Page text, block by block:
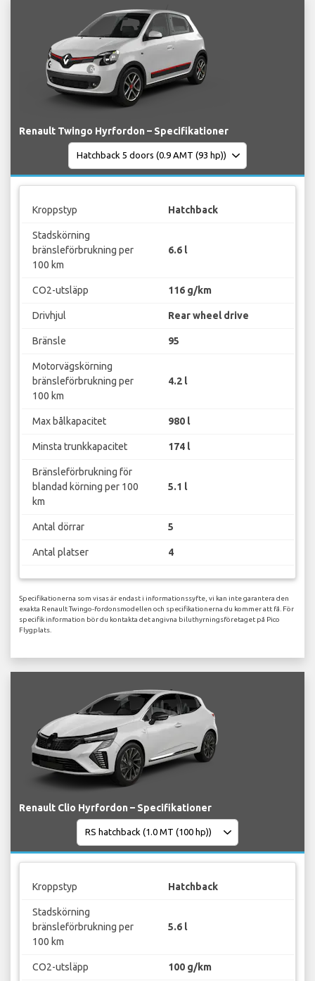
Renault Twingo Hyrfordon – Specifikationer
Kroppstyp Hatchback
Stadskörning
bränsleförbrukning per
100 km
6.6 l
CO2-utsläpp 116 g/km
Drivhjul Rear wheel drive
Bränsle 95
Motorvägskörning
bränsleförbrukning per
100 km
4.2 l
Max bålkapacitet 980 l
Minsta trunkkapacitet 174 l
Bränsleförbrukning för
blandad körning per 100
km
5.1 l
Antal dörrar 5
Antal platser 4
Specifikationerna som visas är endast i informationssyfte, vi kan inte garantera den
exakta Renault Twingo-fordonsmodellen och specifikationerna du kommer att få. För
specifik information bör du kontakta det angivna biluthyrningsföretaget på Pico
Flygplats.
Renault Clio Hyrfordon – Specifikationer
Kroppstyp Hatchback
Stadskörning
bränsleförbrukning per
100 km
5.6 l
CO2-utsläpp 100 g/km